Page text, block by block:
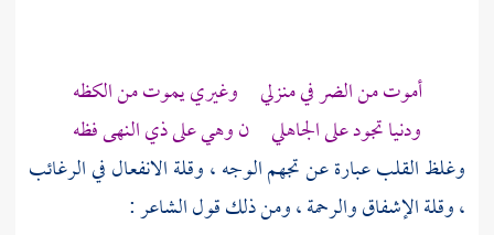
أموت من الضر في منزلي وغيري يموت من الكظه
ودنيا تجود على الجاهلي ن وهي على ذي النهى فظه
وغلظ القلب عبارة عن تجهم الوجه ، وقلة الانفعال في الرغائب
، وقلة الإشفاق والرحمة ، ومن ذلك قول الشاعر :